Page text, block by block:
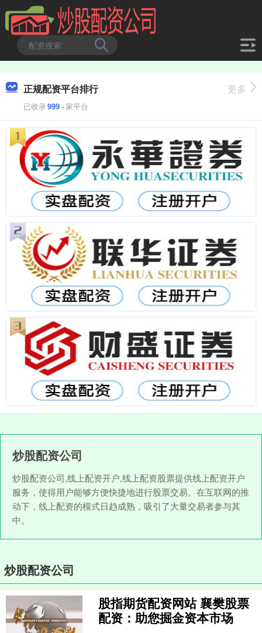
正规配资平台排行
已收录999+家平台
更多
炒股配资公司
炒股配资公司,线上配资开户,线上配资股票提供线上配资开户
服务，使得用户能够方便快捷地进行股票交易。在互联网的推
动下，线上配资的模式日趋成熟，吸引了大量交易者参与其
中。
炒股配资公司
股指期货配资网站 襄樊股票
配资：助您掘金资本市场